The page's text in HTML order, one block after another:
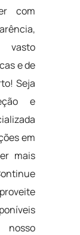
com
e de
Seja
e
em
mais
nosso